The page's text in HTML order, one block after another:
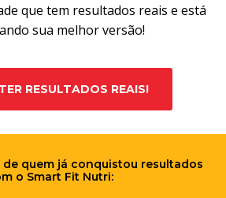
que tem resultados reais e está
sua melhor versão!
RESULTADOS REAIS!
de quem já conquistou resultados
o Smart Fit Nutri: